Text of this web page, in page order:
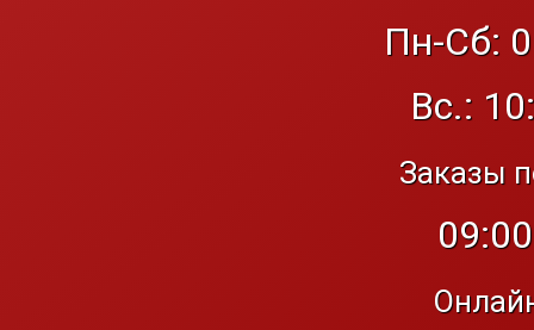
Пн-Сб:
Вс.:
Заказы